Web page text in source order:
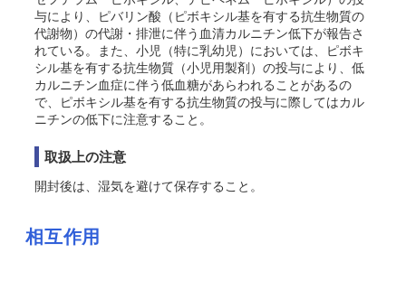
与により、ピバリン酸（ピボキシル基を有する抗生物質の
代謝物）の代謝・排泄に伴う血清カルニチン低下が報告さ
れている。また、小児（特に乳幼児）においては、ピボキ
シル基を有する抗生物質（小児用製剤）の投与により、低
カルニチン血症に伴う低血糖があらわれることがあるの
で、ピボキシル基を有する抗生物質の投与に際してはカル
ニチンの低下に注意すること。
取扱上の注意
開封後は、湿気を避けて保存すること。
相互作用